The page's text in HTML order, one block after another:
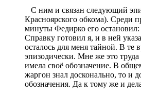
С ним и связан следующий
Красноярского обкома). Среди
минуты Федирко его остановил:
Справку готовил я, и в ней
осталось для меня тайной. В те
эпизодически. Мне же это
имела своё обозначение. В
жаргон знал досконально, то и
обозначения. Да к тому же и